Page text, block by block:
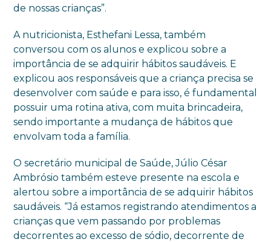
de nossas crianças”.
A nutricionista, Esthefani Lessa, também
conversou com os alunos e explicou sobre a
importância de se adquirir hábitos saudáveis. E
explicou aos responsáveis que a criança precisa se
desenvolver com saúde e para isso, é fundamental
possuir uma rotina ativa, com muita brincadeira,
sendo importante a mudança de hábitos que
envolvam toda a família.
O secretário municipal de Saúde, Júlio César
Ambrósio também esteve presente na escola e
alertou sobre a importância de se adquirir hábitos
saudáveis. “Já estamos registrando atendimentos a
crianças que vem passando por problemas
decorrentes ao excesso de sódio, decorrente de